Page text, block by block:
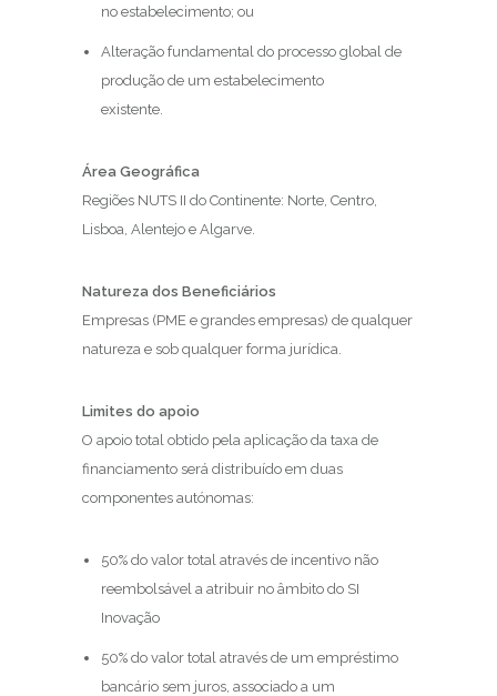
no estabelecimento; ou
Alteração fundamental do processo global de
produção de um estabelecimento
existente.
Área Geográfica
Regiões NUTS II do Continente: Norte, Centro,
Lisboa, Alentejo e Algarve.
Natureza dos Beneficiários
Empresas (PME e grandes empresas) de qualquer
natureza e sob qualquer forma jurídica.
Limites do apoio
O apoio total obtido pela aplicação da taxa de
financiamento será distribuído em duas
componentes autónomas:
50% do valor total através de incentivo não
reembolsável a atribuir no âmbito do SI
Inovação
50% do valor total através de um empréstimo
bancário sem juros, associado a um